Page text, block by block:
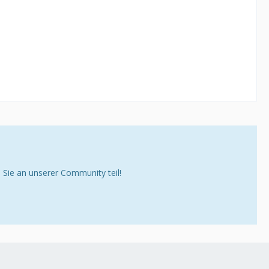
an unserer Community teil!